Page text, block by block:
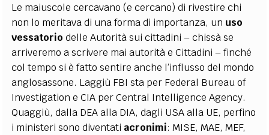
Le maiuscole cercavano (e cercano) di rivestire chi
non lo meritava di una forma di importanza, un uso
vessatorio delle Autorità sui cittadini – chissà se
arriveremo a scrivere mai autorità e Cittadini – finché
col tempo si è fatto sentire anche l’influsso del mondo
anglosassone. Laggiù FBI sta per Federal Bureau of
Investigation e CIA per Central Intelligence Agency.
Quaggiù, dalla DEA alla DIA, dagli USA alla UE, perfino
i ministeri sono diventati acronimi: MISE, MAE, MEF,